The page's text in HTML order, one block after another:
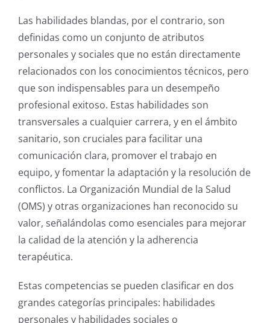
Las habilidades blandas, por el contrario, son
definidas como un conjunto de atributos
personales y sociales que no están directamente
relacionados con los conocimientos técnicos, pero
que son indispensables para un desempeño
profesional exitoso. Estas habilidades son
transversales a cualquier carrera, y en el ámbito
sanitario, son cruciales para facilitar una
comunicación clara, promover el trabajo en
equipo, y fomentar la adaptación y la resolución de
conflictos. La Organización Mundial de la Salud
(OMS) y otras organizaciones han reconocido su
valor, señalándolas como esenciales para mejorar
la calidad de la atención y la adherencia
terapéutica.
Estas competencias se pueden clasificar en dos
grandes categorías principales: habilidades
personales y habilidades sociales o